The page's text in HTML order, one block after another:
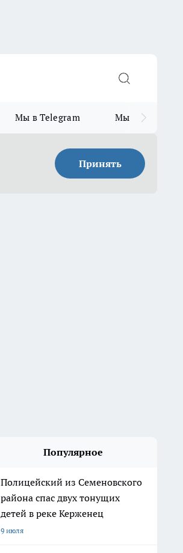
Мы в Telegram Мы в MAX
Принять
Популярное
Полицейский из Семеновского
района спас двух тонущих
детей в реке Керженец
9 июля